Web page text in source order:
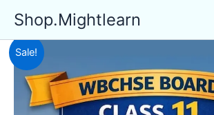
content
Shop.Mightlearn
Sale!